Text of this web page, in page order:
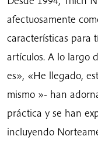
afectuosamente
características para
artículos. A lo largo
es», «He llegado,
mismo »- han
práctica y se han
incluyendo